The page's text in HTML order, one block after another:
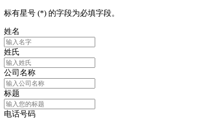
标有星号 (*) 的字段为必填字段。
姓名
姓氏
公司名称
标题
电话号码